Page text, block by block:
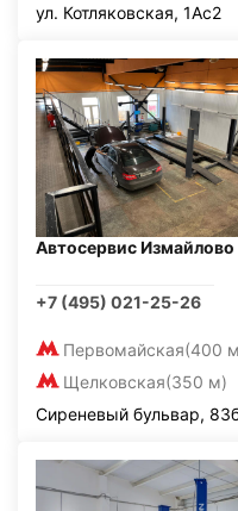
ул. Котляковская, 1Ас2
Автосервис Измайлово
+7 (495) 021-25-26
Первомайская(400
Щелковская(350 м)
Сиреневый бульвар,